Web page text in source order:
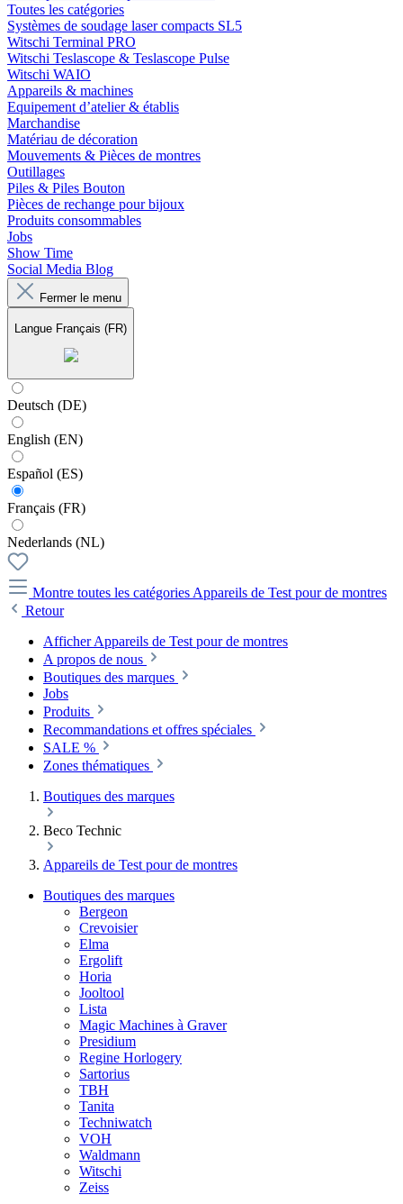
Toutes les catégories
Systèmes de soudage laser compacts SL5
Witschi Terminal PRO
Witschi Teslascope & Teslascope Pulse
Witschi WAIO
Appareils & machines
Equipement d’atelier & établis
Marchandise
Matériau de décoration
Mouvements & Pièces de montres
Outillages
Piles & Piles Bouton
Pièces de rechange pour bijoux
Produits consommables
Jobs
Show Time
Social Media Blog
Fermer le menu
Langue Français (FR)
Deutsch (DE)
English (EN)
Español (ES)
Français (FR)
Nederlands (NL)
Montre toutes les catégories Appareils de Test pour de montres
Retour
Afficher Appareils de Test pour de montres
A propos de nous
Boutiques des marques
Jobs
Produits
Recommandations et offres spéciales
SALE %
Zones thématiques
Boutiques des marques
Beco Technic
Appareils de Test pour de montres
Boutiques des marques
Bergeon
Crevoisier
Elma
Ergolift
Horia
Jooltool
Lista
Magic Machines à Graver
Presidium
Regine Horlogery
Sartorius
TBH
Tanita
Techniwatch
VOH
Waldmann
Witschi
Zeiss